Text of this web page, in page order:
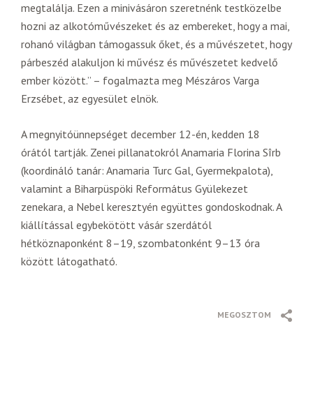
megtalálja. Ezen a minivásáron szeretnénk testközelbe
hozni az alkotóművészeket és az embereket, hogy a mai,
rohanó világban támogassuk őket, és a művészetet, hogy
párbeszéd alakuljon ki művész és művészetet kedvelő
ember között.” – fogalmazta meg Mészáros Varga
Erzsébet, az egyesület elnök.
A megnyitóünnepséget december 12-én, kedden 18
órától tartják. Zenei pillanatokról Anamaria Florina Sîrb
(koordináló tanár: Anamaria Turc Gal, Gyermekpalota),
valamint a Biharpüspöki Református Gyülekezet
zenekara, a Nebel keresztyén együttes gondoskodnak. A
kiállítással egybekötött vásár szerdától
hétköznaponként 8–19, szombatonként 9–13 óra
között látogatható.
MEGOSZTOM